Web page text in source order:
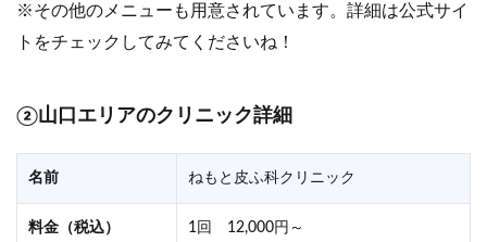
※その他のメニューも用意されています。詳細は公式サイ
トをチェックしてみてくださいね！
②山口エリアのクリニック詳細
名前 ねもと皮ふ科クリニック
料金（税込） 1回 12,000円～